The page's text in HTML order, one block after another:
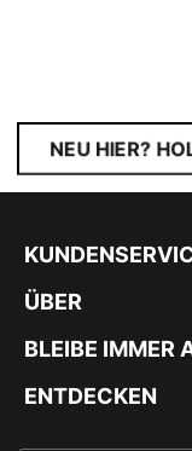
NEU HIER?
ÜBER
BLEIBE IMMER
ENTDECKEN